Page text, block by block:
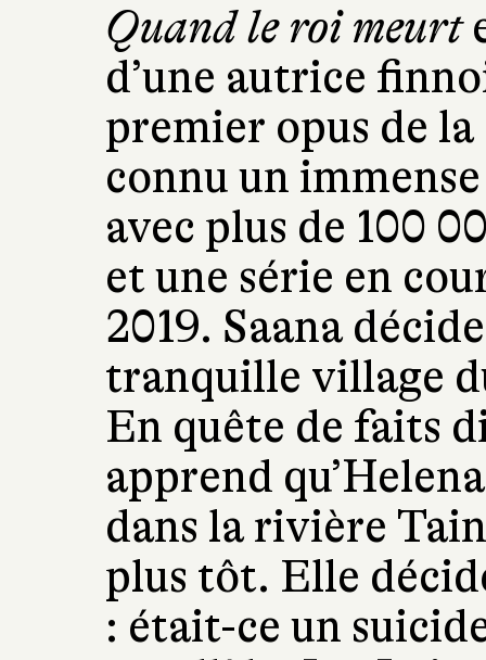
Quand le roi meurt
d’une autrice
premier opus de
connu un
avec plus de 100
et une série en
2019. Saana
tranquille village
En quête de faits
apprend
dans la rivière
plus tôt. Elle
: était-ce un